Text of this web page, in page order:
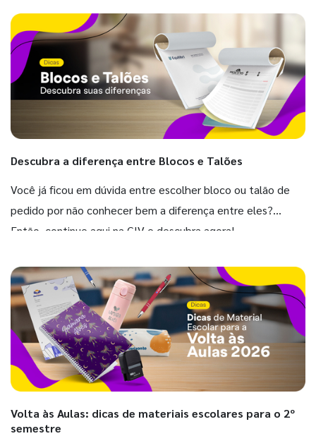
Descubra a diferença entre Blocos e Talões
Você já ficou em dúvida entre escolher bloco ou talão de
pedido por não conhecer bem a diferença entre eles?
Então, continue aqui na GIV e descubra agora!
Volta às Aulas: dicas de materiais escolares para o 2º
semestre